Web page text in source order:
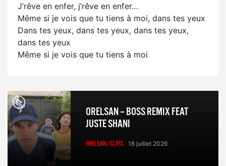
J’rêve en enfer, j’rêve en enfer…
Même si je vois que tu tiens à moi, dans tes yeux
Dans tes yeux, dans tes yeux, dans tes yeux,
dans tes yeux
Même si je vois que tu tiens à moi
ORELSAN – BOSS REMIX FEAT
JUSTE SHANI
ORELSAN/ CLIPS 16 juillet 2026